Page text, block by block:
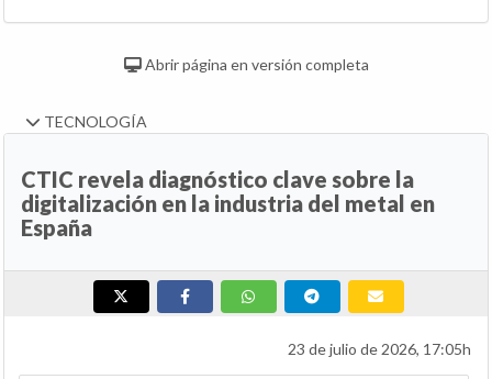
Abrir página en versión completa
TECNOLOGÍA
CTIC revela diagnóstico clave sobre la
digitalización en la industria del metal en
España
23 de julio de 2026, 17:05h